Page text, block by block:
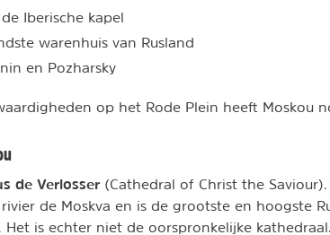
Iberische kapel
warenhuis van Rusland
en Pozharsky
op het Rode Plein heeft Moskou
de Verlosser (Cathedral of Christ the
de Moskva en is de grootste en hoogste
Het is echter niet de oorspronkelijke